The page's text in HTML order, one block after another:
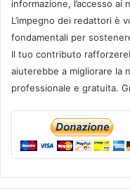
informazione, l’accesso
L’impegno dei redattori è
fondamentali per
Il tuo contributo
aiuterebbe a migliorare la
professionale e gratuita.